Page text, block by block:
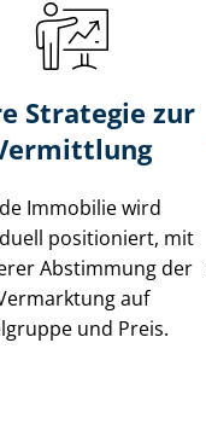
Strategie zur
Immobilie wird
positioniert, mit
Abstimmung der
auf
und Preis.